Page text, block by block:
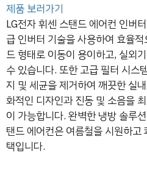
제품 보러가기
LG전자 휘센 스탠드 에어컨 인
급 인버터 기술을 사용하여 효율
드 형태로 이동이 용이하고, 실외
수 있습니다. 또한 고급 필터 시스
지 및 세균을 제거하여 깨끗한 실
화적인 디자인과 진동 및 소음을
이 가능합니다. 완벽한 냉방 솔루
탠드 에어컨은 여름철을 시원하고
택입니다.